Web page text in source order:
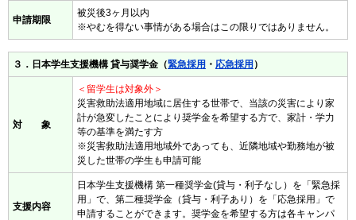
申請期限
被災後3ヶ月以内
※やむを得ない事情がある場合はこの限りではありません。
３．日本学生支援機構 貸与奨学金（緊急採用 ・ 応急採用 ）
対 象
＜留学生は対象外＞
災害救助法適用地域に居住する世帯で、当該の災害により家
計が急変したことにより奨学金を希望する方で、家計・学力
等の基準を満たす方
※災害救助法適用地域外であっても、近隣地域や勤務地が被
災した世帯の学生も申請可能
支援内容
日本学生支援機構 第一種奨学金(貸与・利子なし）を「緊急採
用」で、第二種奨学金（貸与・利子あり）を「応急採用」で
申請することができます。奨学金を希望する方は各キャンパ